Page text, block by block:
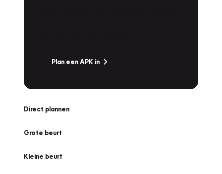
Plan een APK in
Direct plannen
Grote beurt
Kleine beurt